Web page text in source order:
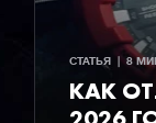
СТАТЬЯ  |  8
КАК